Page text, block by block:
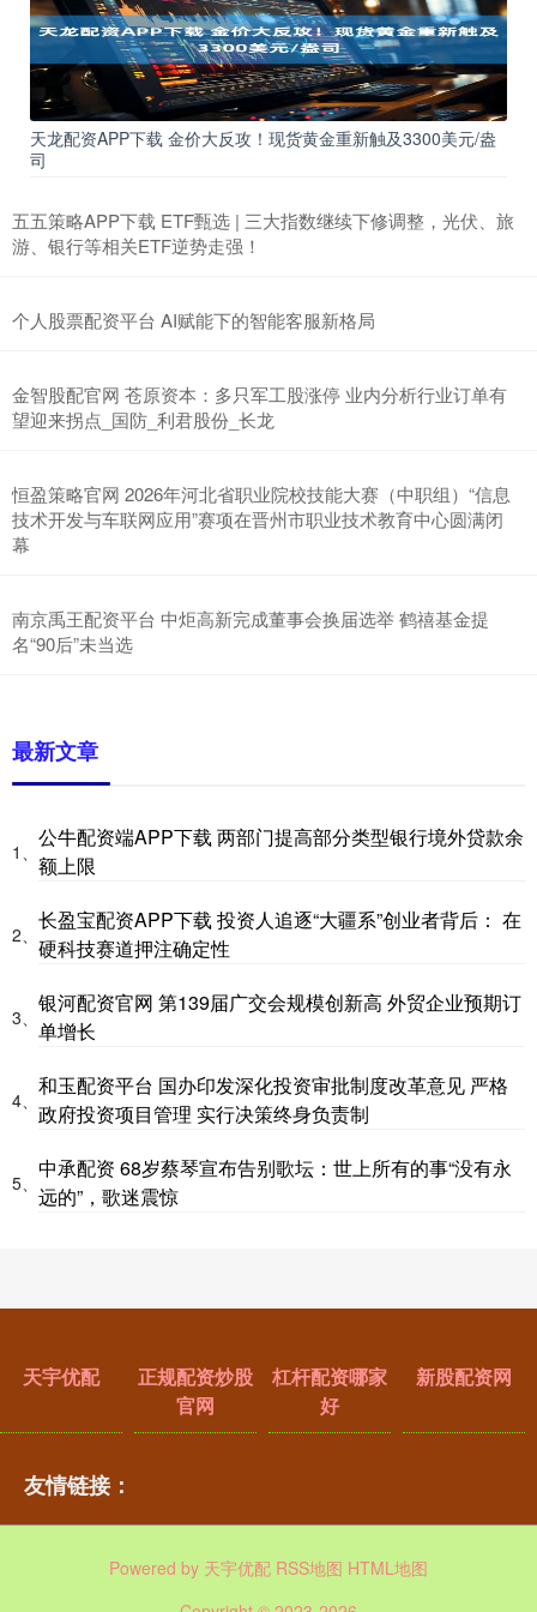
天龙配资APP下载 金价大反攻！现货黄金重新触及3300美元/盎
司
五五策略APP下载 ETF甄选 | 三大指数继续下修调整，光伏、旅
游、银行等相关ETF逆势走强！
个人股票配资平台 AI赋能下的智能客服新格局
金智股配官网 苍原资本：多只军工股涨停 业内分析行业订单有
望迎来拐点_国防_利君股份_长龙
恒盈策略官网 2026年河北省职业院校技能大赛（中职组）“信息
技术开发与车联网应用”赛项在晋州市职业技术教育中心圆满闭
幕
南京禹王配资平台 中炬高新完成董事会换届选举 鹤禧基金提
名“90后”未当选
最新文章
1、
公牛配资端APP下载 两部门提高部分类型银行境外贷款余
额上限
2、
长盈宝配资APP下载 投资人追逐“大疆系”创业者背后： 在
硬科技赛道押注确定性
3、
银河配资官网 第139届广交会规模创新高 外贸企业预期订
单增长
4、
和玉配资平台 国办印发深化投资审批制度改革意见 严格
政府投资项目管理 实行决策终身负责制
5、
中承配资 68岁蔡琴宣布告别歌坛：世上所有的事“没有永
远的”，歌迷震惊
天宇优配
正规配资炒股
官网
杠杆配资哪家
好
新股配资网
友情链接：
Powered by 天宇优配 RSS地图 HTML地图